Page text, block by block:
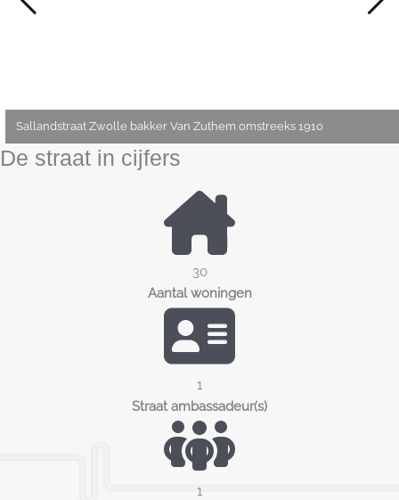
Sallandstraat Zwolle bakker Van Zuthem omstreeks 1910
De straat in cijfers
30
Aantal woningen
1
Straat ambassadeur(s)
1